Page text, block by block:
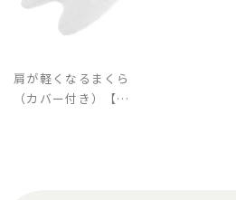
肩が軽くなるまくら
（カバー付き）【